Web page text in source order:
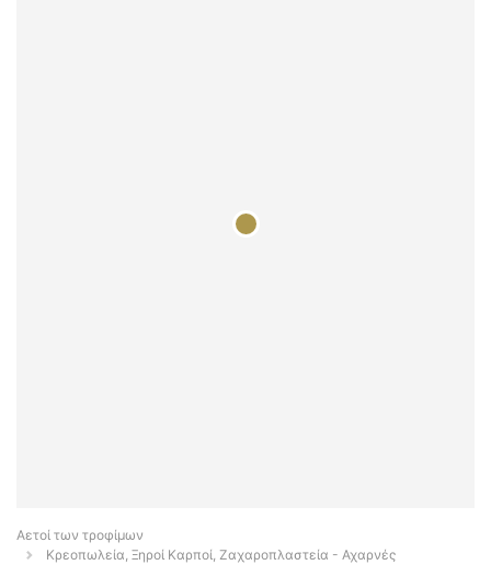
Αετοί των τροφίμων
Κρεοπωλεία, Ξηροί Καρποί, Ζαχαροπλαστεία - Αχαρνές